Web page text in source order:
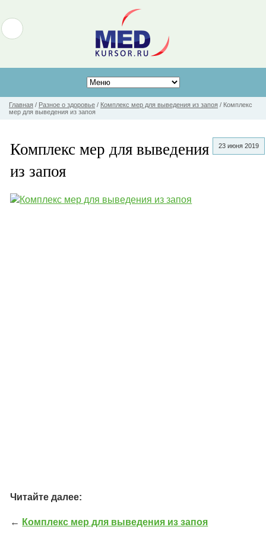
Главная / Разное о здоровье / Комплекс мер для выведения из запоя / Комплекс
мер для выведения из запоя
23 июня 2019
Комплекс мер для выведения
из запоя
Читайте далее:
← Комплекс мер для выведения из запоя